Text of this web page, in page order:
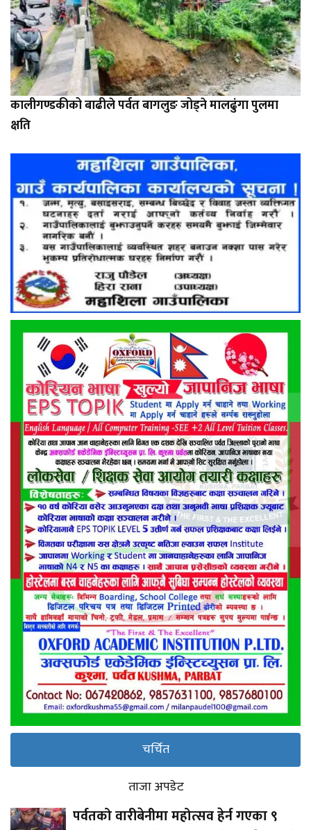
कालीगण्डकीको बाढीले पर्वत बागलुङ जोड्ने मालढुंगा पुलमा
क्षति
चर्चित
ताजा अपडेट
पर्वतको वारीबेनीमा महोत्सव हेर्न गएका ९